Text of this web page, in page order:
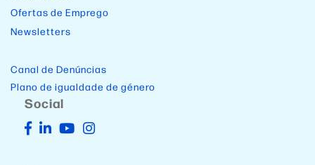
Ofertas de Emprego
Newsletters
Canal de Denúncias
Plano de igualdade de género
Social